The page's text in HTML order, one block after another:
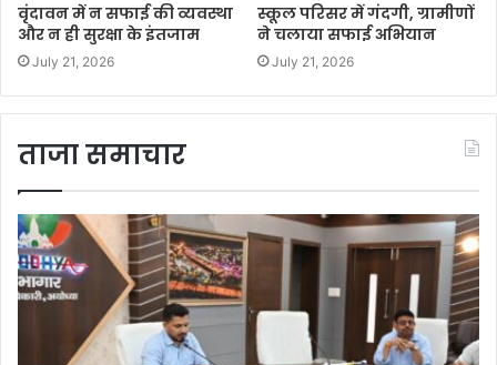
वृंदावन में न सफाई की व्यवस्था
और न ही सुरक्षा के इंतजाम
July 21, 2026
स्कूल परिसर में गंदगी, ग्रामीणों
ने चलाया सफाई अभियान
July 21, 2026
ताजा समाचार